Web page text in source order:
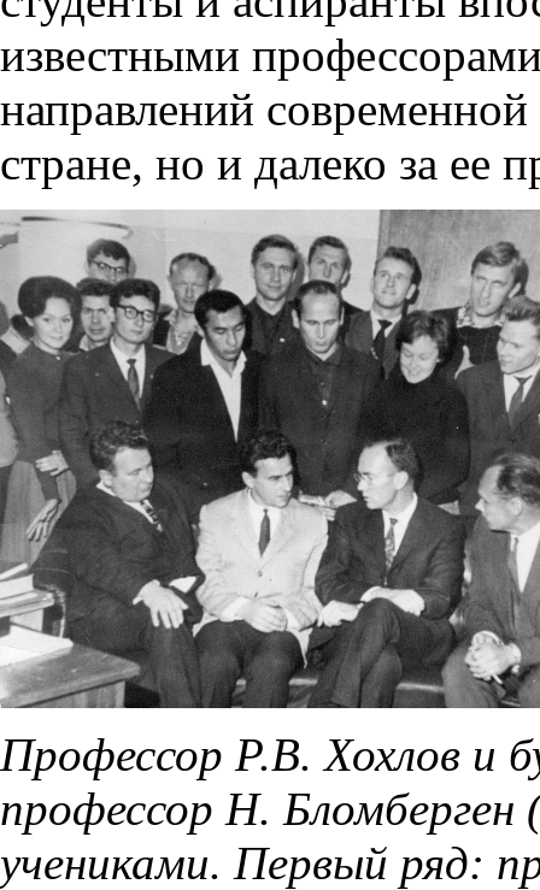
известными
направлений
стране, но и далеко за ее
Профессор Р.В. Хохлов и
профессор Н. Бломберген
учениками. Первый ряд: